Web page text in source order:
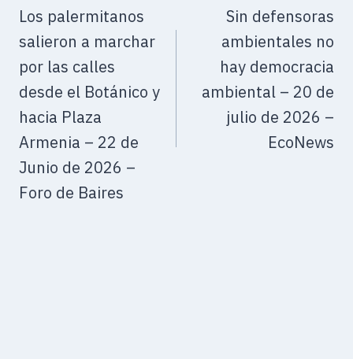
Los palermitanos
salieron a marchar
por las calles
desde el Botánico y
hacia Plaza
Armenia – 22 de
Junio de 2026 –
Foro de Baires
Sin defensoras
ambientales no
hay democracia
ambiental – 20 de
julio de 2026 –
EcoNews